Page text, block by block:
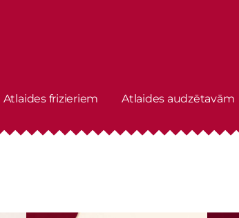
Atlaides frizieriem Atlaides audzētavām